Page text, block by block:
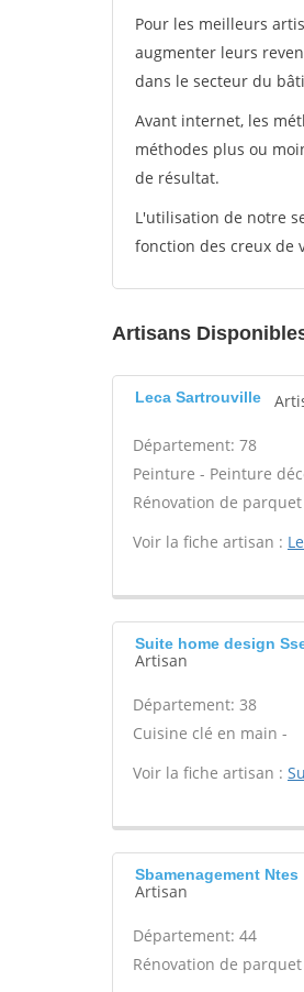
Pour les meilleurs
augmenter leurs
dans le secteur du
Avant internet, les
méthodes plus ou
de résultat.
L'utilisation de notre
fonction des creux de
Artisans
Leca Sartrouville
Département: 78
Peinture - Peinture
Rénovation de parquet
Voir la fiche artisan :
Suite home design
Artisan
Département: 38
Cuisine clé en main -
Voir la fiche artisan :
Sbamenagement Ntes
Artisan
Département: 44
Rénovation de parquet